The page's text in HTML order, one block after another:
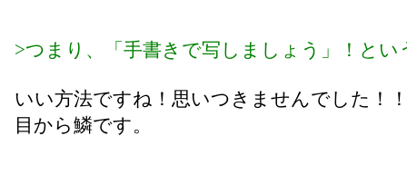
>つまり、「手書きで写しましょう」！とい
いい方法ですね！思いつきませんでした！
目から鱗です。